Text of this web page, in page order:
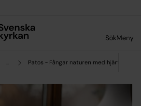
SökMeny
... Patos - Fångar naturen med hjärta och